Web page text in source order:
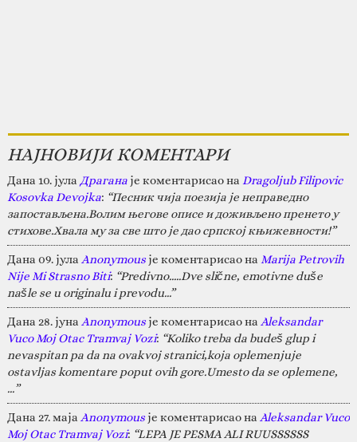
НАЈНОВИЈИ КОМЕНТАРИ
Дана 10. јула Драганаје коментарисао на Dragoljub Filipovic
Kosovka Devojka: “Песник чија поезија је неправедно
запостављена.Волим његове описе и доживљено пренето у
стихове.Хвала му за све што је дао српској књижевности!”
Дана 09. јула Anonymousје коментарисао на Marija Petrovih
Nije Mi Strasno Biti: “Predivno.....Dve slične, emotivne duše
našle se u originalu i prevodu...”
Дана 28. јуна Anonymousје коментарисао на Aleksandar
Vuco Moj Otac Tramvaj Vozi: “Koliko treba da budeš glup i
nevaspitan pa da na ovakvoj stranici,koja oplemenjuje
ostavljas komentare poput ovih gore.Umesto da se oplemene,
…”
Дана 27. маја Anonymousје коментарисао на Aleksandar Vuco
Moj Otac Tramvaj Vozi: “LEPA JE PESMA ALI RUUSSSSSS